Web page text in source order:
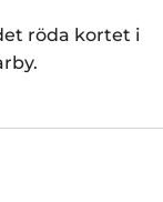
röda kortet i